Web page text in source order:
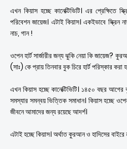
এখন কিয়াস হচ্ছে কানেক্টিভিটি। এর প্রেক্ষিতে
পরিবেশন জায়েজ। এটাই কিয়াস। একইভাবে স্ক্রিন
নাচ, গান !
ওপেন হার্ট সার্জারীর জন্য ঝুকি নেয়া কি জায়েজ?
(সাঃ) কে প্রায় তিনবার বুক চিরে হার্ট পরিস্কার করা
এখন কিয়াস হচ্ছে কানেক্টিভিটি। ১৪৫০ বছর
সমস্যার সমন্বয় ভিত্তিক সমাধান। কিয়াস হচ্ছে
জীবনে আমাদের জন্য রয়েছে আদর্শ।
এটাই হচ্ছে কিয়াস। অর্থাত কুরআন ও হাদিসের বাইরে